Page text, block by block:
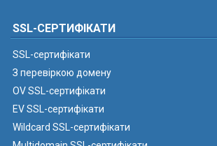
SSL-СЕРТИФІКАТИ
SSL-сертифікати
З перевіркою домену
OV SSL-сертифікати
EV SSL-сертифікати
Wildcard SSL-сертифікати